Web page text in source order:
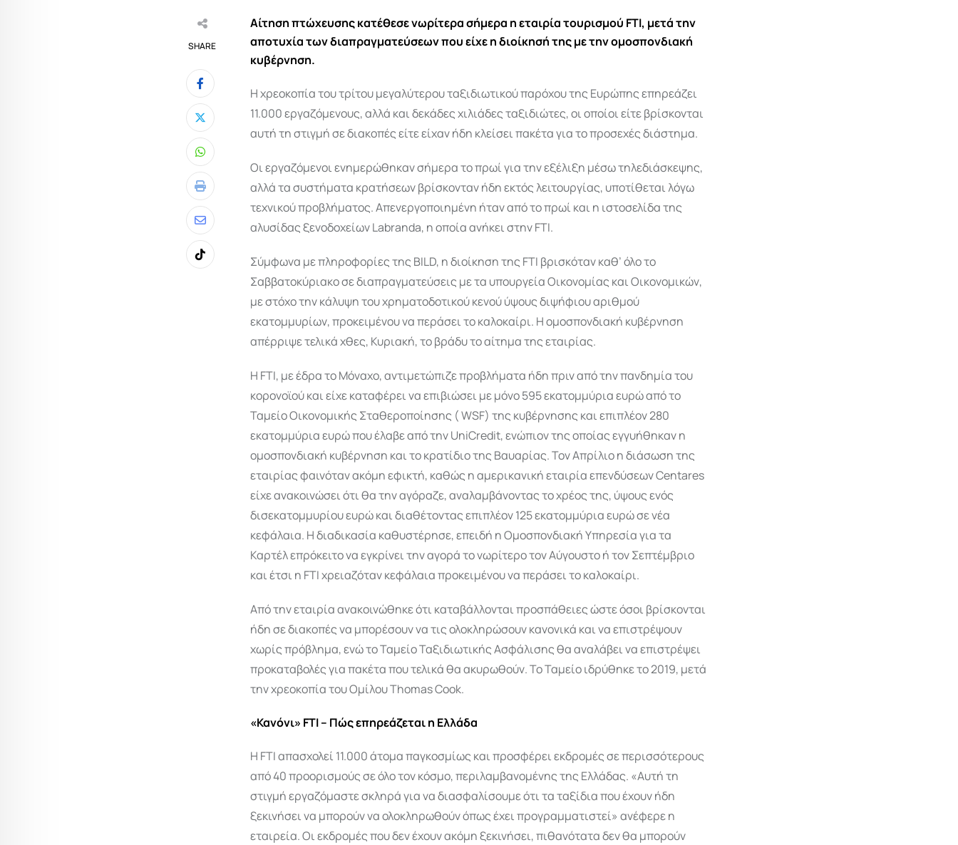
SHARE
Whatsapp
Print
Share
via
Email
Tiktok
Αίτηση πτώχευσης κατέθεσε νωρίτερα σήμερα η εταιρία τουρισμού FTI, μετά την
αποτυχία των διαπραγματεύσεων που είχε η διοίκησή της με την ομοσπονδιακή
κυβέρνηση.
Η χρεοκοπία του τρίτου μεγαλύτερου ταξιδιωτικού παρόχου της Ευρώπης επηρεάζει
11.000 εργαζόμενους, αλλά και δεκάδες χιλιάδες ταξιδιώτες, οι οποίοι είτε βρίσκονται
αυτή τη στιγμή σε διακοπές είτε είχαν ήδη κλείσει πακέτα για το προσεχές διάστημα.
Οι εργαζόμενοι ενημερώθηκαν σήμερα το πρωί για την εξέλιξη μέσω τηλεδιάσκεψης,
αλλά τα συστήματα κρατήσεων βρίσκονταν ήδη εκτός λειτουργίας, υποτίθεται λόγω
τεχνικού προβλήματος. Απενεργοποιημένη ήταν από το πρωί και η ιστοσελίδα της
αλυσίδας ξενοδοχείων Labranda, η οποία ανήκει στην FTI.
Σύμφωνα με πληροφορίες της BILD, η διοίκηση της FTI βρισκόταν καθ’ όλο το
Σαββατοκύριακο σε διαπραγματεύσεις με τα υπουργεία Οικονομίας και Οικονομικών,
με στόχο την κάλυψη του χρηματοδοτικού κενού ύψους διψήφιου αριθμού
εκατομμυρίων, προκειμένου να περάσει το καλοκαίρι. Η ομοσπονδιακή κυβέρνηση
απέρριψε τελικά χθες, Κυριακή, το βράδυ το αίτημα της εταιρίας.
H FTI, με έδρα το Μόναχο, αντιμετώπιζε προβλήματα ήδη πριν από την πανδημία του
κορονοϊού και είχε καταφέρει να επιβιώσει με μόνο 595 εκατομμύρια ευρώ από το
Ταμείο Οικονομικής Σταθεροποίησης ( WSF) της κυβέρνησης και επιπλέον 280
εκατομμύρια ευρώ που έλαβε από την UniCredit, ενώπιον της οποίας εγγυήθηκαν η
ομοσπονδιακή κυβέρνηση και το κρατίδιο της Βαυαρίας. Τον Απρίλιο η διάσωση της
εταιρίας φαινόταν ακόμη εφικτή, καθώς η αμερικανική εταιρία επενδύσεων Centares
είχε ανακοινώσει ότι θα την αγόραζε, αναλαμβάνοντας το χρέος της, ύψους ενός
δισεκατομμυρίου ευρώ και διαθέτοντας επιπλέον 125 εκατομμύρια ευρώ σε νέα
κεφάλαια. Η διαδικασία καθυστέρησε, επειδή η Ομοσπονδιακή Υπηρεσία για τα
Καρτέλ επρόκειτο να εγκρίνει την αγορά το νωρίτερο τον Αύγουστο ή τον Σεπτέμβριο
και έτσι η FTI χρειαζόταν κεφάλαια προκειμένου να περάσει το καλοκαίρι.
Από την εταιρία ανακοινώθηκε ότι καταβάλλονται προσπάθειες ώστε όσοι βρίσκονται
ήδη σε διακοπές να μπορέσουν να τις ολοκληρώσουν κανονικά και να επιστρέψουν
χωρίς πρόβλημα, ενώ το Ταμείο Ταξιδιωτικής Ασφάλισης θα αναλάβει να επιστρέψει
προκαταβολές για πακέτα που τελικά θα ακυρωθούν. Το Ταμείο ιδρύθηκε το 2019, μετά
την χρεοκοπία του Ομίλου Thomas Cook.
«Κανόνι» FTI – Πώς επηρεάζεται η Ελλάδα
Η FTI απασχολεί 11.000 άτομα παγκοσμίως και προσφέρει εκδρομές σε περισσότερους
από 40 προορισμούς σε όλο τον κόσμο, περιλαμβανομένης της Ελλάδας. «Αυτή τη
στιγμή εργαζόμαστε σκληρά για να διασφαλίσουμε ότι τα ταξίδια που έχουν ήδη
ξεκινήσει να μπορούν να ολοκληρωθούν όπως έχει προγραμματιστεί» ανέφερε η
εταιρεία. Οι εκδρομές που δεν έχουν ακόμη ξεκινήσει, πιθανότατα δεν θα μπορούν